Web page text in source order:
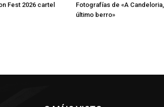
Fest 2026 cartel
Fotografías de «A
último berro»